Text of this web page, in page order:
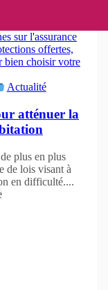
Actualité
atténuer la
plus en plus
de lois visant à
en difficulté....